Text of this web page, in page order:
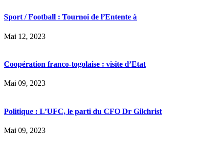
Sport / Football : Tournoi de l’Entente à
Mai 12, 2023
Coopération franco-togolaise : visite d’Etat
Mai 09, 2023
Politique : L’UFC, le parti du CFO Dr Gilchrist
Mai 09, 2023